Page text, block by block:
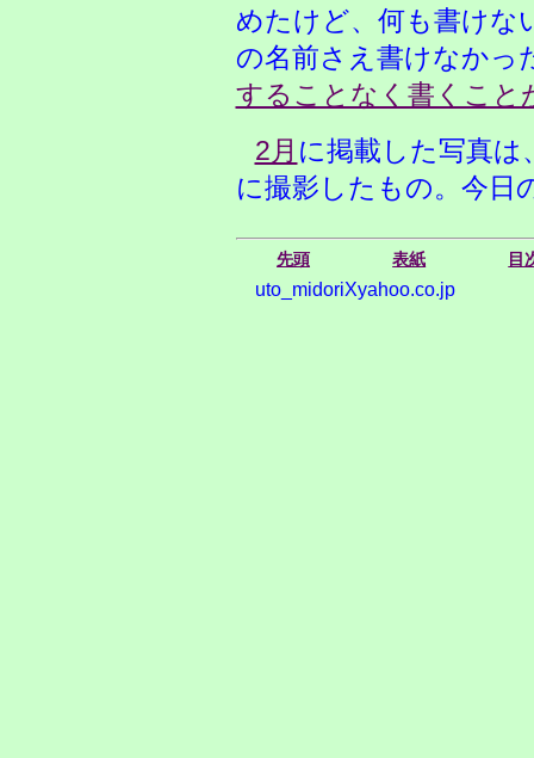
めたけど、何も書けな
の名前さえ書けなかっ
することなく書くこと
2月 に掲載した写真は
に撮影したもの。今日
先頭 表紙 目
uto_midoriXyahoo.co.jp